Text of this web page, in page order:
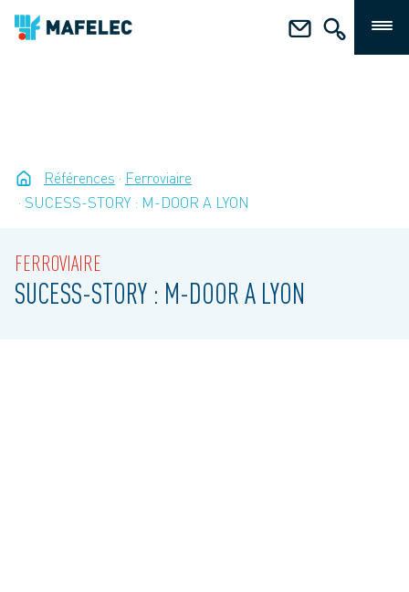
Références
Ferroviaire
SUCESS-STORY : M-DOOR A LYON
FERROVIAIRE
SUCESS-STORY : M-DOOR A LYON